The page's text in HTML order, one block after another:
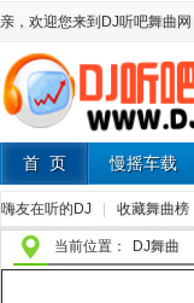
亲，欢迎您来到DJ听吧舞曲网
首 页 慢摇车载
嗨友在听的DJ 收藏舞曲榜
当前位置： DJ舞曲